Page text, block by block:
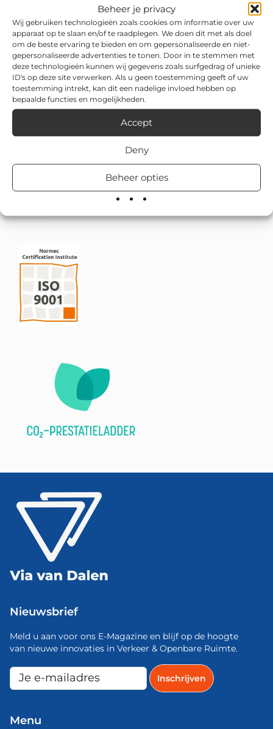
Beheer je privacy
Wij gebruiken technologieën zoals cookies om informatie over uw
apparaat op te slaan en/of te raadplegen. We doen dit met als doel
om de beste ervaring te bieden en om gepersonaliseerde en niet-
gepersonaliseerde advertenties te tonen. Door in te stemmen met
deze technologieën kunnen wij gegevens zoals surfgedrag of unieke
ID's op deze site verwerken. Als u geen toestemming geeft of uw
toestemming intrekt, kan dit een nadelige invloed hebben op
bepaalde functies en mogelijkheden.
Accept
Deny
Beheer opties
Nieuwsbrief
Meld u aan voor ons E-Magazine en blijf op de hoogte
van nieuwe innovaties in Verkeer & Openbare Ruimte.
Menu